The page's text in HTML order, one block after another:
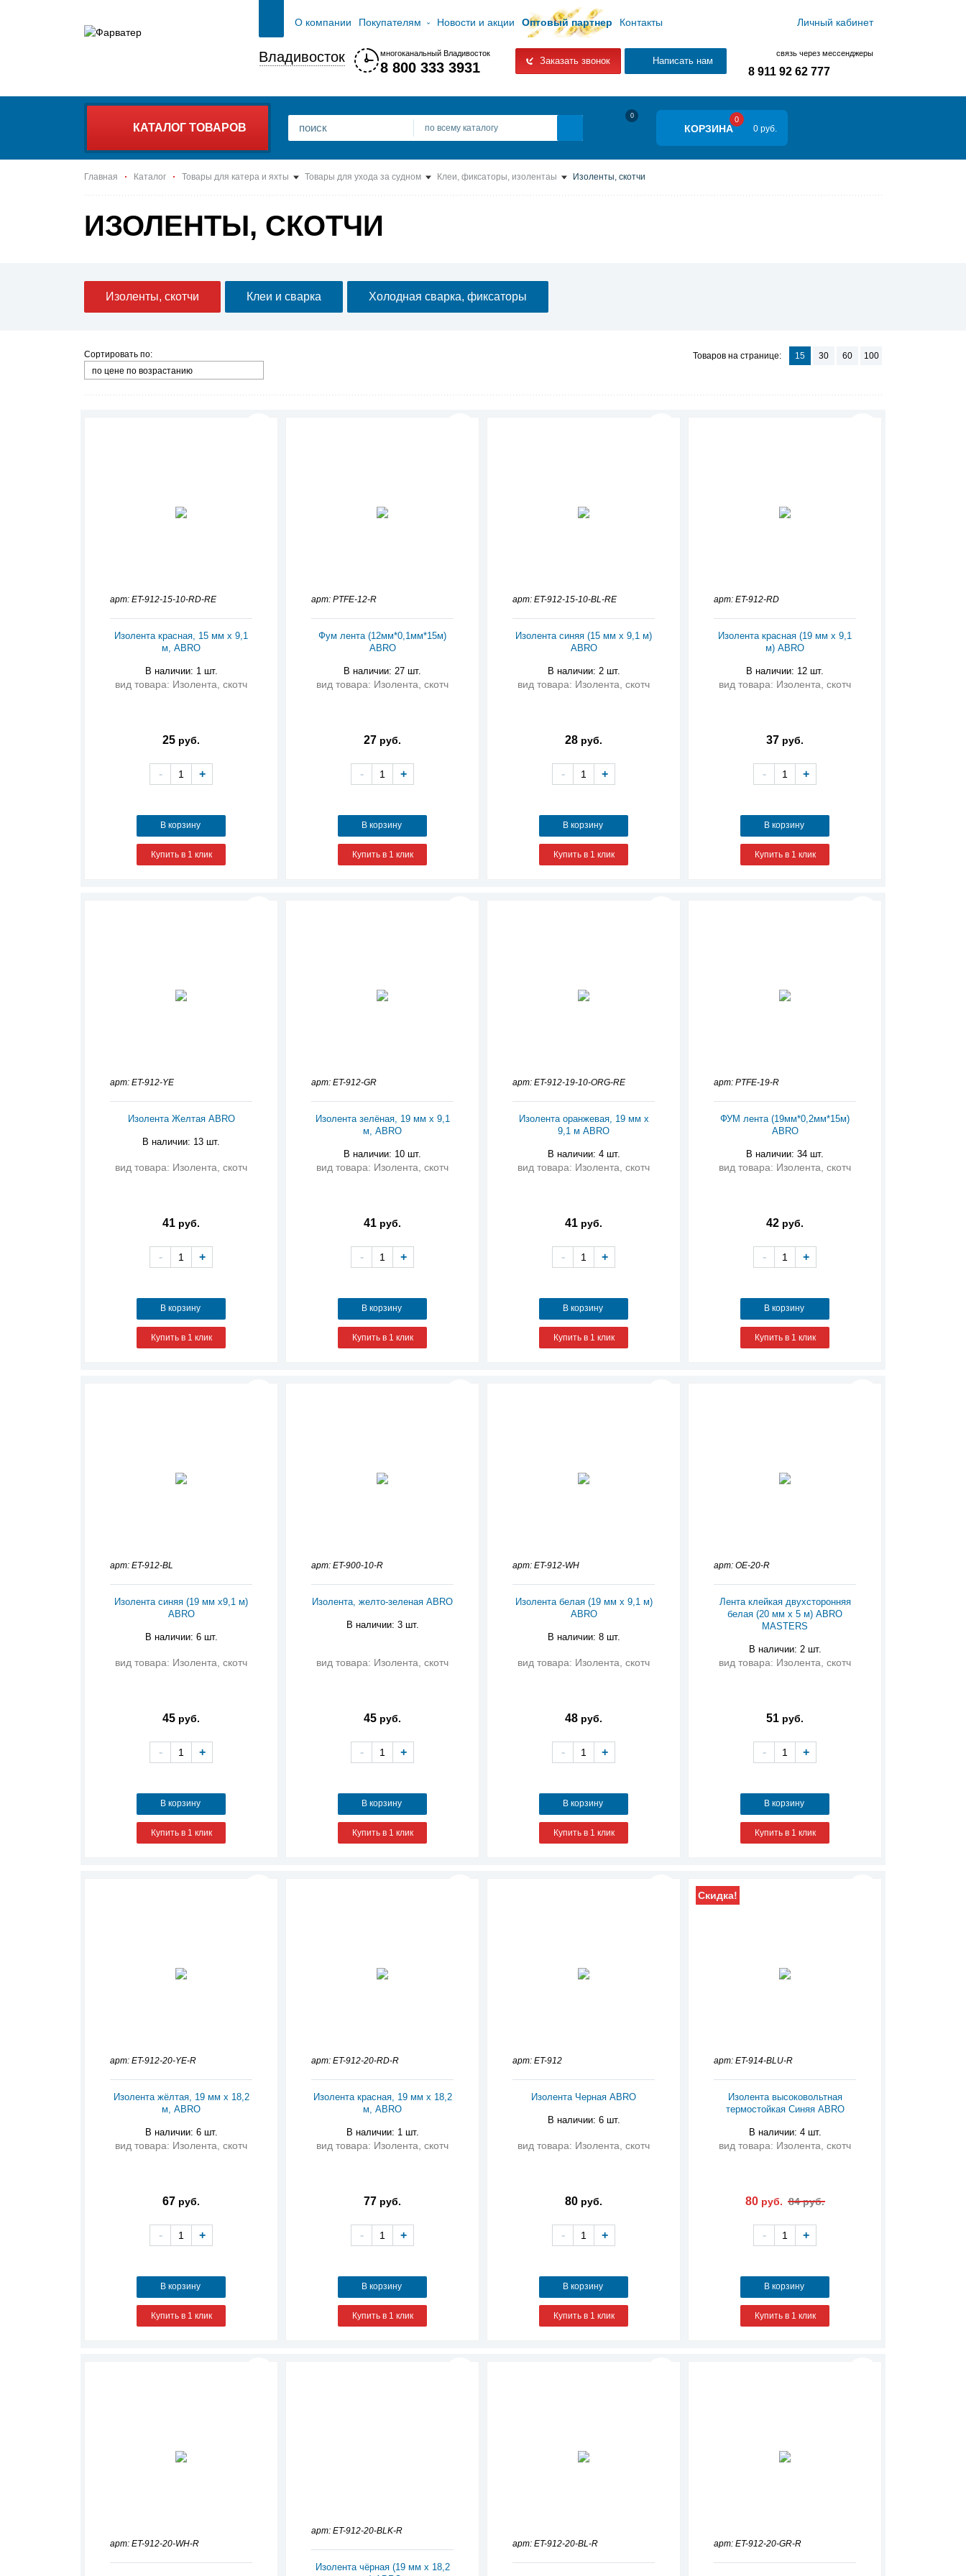
О компании Покупателям Новости и акции Оптовый партнер Контакты Личный кабинет
Владивосток многоканальный Владивосток
8 800 333 3931 Заказать звонок Написать нам
связь через мессенджеры
8 911 92 62 777
КАТАЛОГ ТОВАРОВ по всему каталогу
0
КОРЗИНА
0
0 руб.
Главная Каталог Товары для катера и яхты Товары для ухода за судном Клеи, фиксаторы, изолентаы Изоленты, скотчи
ИЗОЛЕНТЫ, СКОТЧИ
Изоленты, скотчи Клеи и сварка Холодная сварка, фиксаторы
Сортировать по:
по цене по возрастанию
Товаров на странице: 15 30 60 100
арт: ET-912-15-10-RD-RE
Изолента красная, 15 мм х 9,1
м, ABRO
В наличии: 1 шт.
вид товара: Изолента, скотч
25 руб.
- +
В корзину
Купить в 1 клик
арт: PTFE-12-R
Фум лента (12мм*0,1мм*15м)
ABRO
В наличии: 27 шт.
вид товара: Изолента, скотч
27 руб.
- +
В корзину
Купить в 1 клик
арт: ET-912-15-10-BL-RE
Изолента синяя (15 мм х 9,1 м)
ABRO
В наличии: 2 шт.
вид товара: Изолента, скотч
28 руб.
- +
В корзину
Купить в 1 клик
арт: ET-912-RD
Изолента красная (19 мм х 9,1
м) ABRO
В наличии: 12 шт.
вид товара: Изолента, скотч
37 руб.
- +
В корзину
Купить в 1 клик
арт: ET-912-YE
Изолента Желтая ABRO
В наличии: 13 шт.
вид товара: Изолента, скотч
41 руб.
- +
В корзину
Купить в 1 клик
арт: ET-912-GR
Изолента зелёная, 19 мм х 9,1
м, ABRO
В наличии: 10 шт.
вид товара: Изолента, скотч
41 руб.
- +
В корзину
Купить в 1 клик
арт: ET-912-19-10-ORG-RE
Изолента оранжевая, 19 мм х
9,1 м ABRO
В наличии: 4 шт.
вид товара: Изолента, скотч
41 руб.
- +
В корзину
Купить в 1 клик
арт: PTFE-19-R
ФУМ лента (19мм*0,2мм*15м)
ABRO
В наличии: 34 шт.
вид товара: Изолента, скотч
42 руб.
- +
В корзину
Купить в 1 клик
арт: ET-912-BL
Изолента синяя (19 мм х9,1 м)
ABRO
В наличии: 6 шт.
вид товара: Изолента, скотч
45 руб.
- +
В корзину
Купить в 1 клик
арт: ET-900-10-R
Изолента, желто-зеленая ABRO
В наличии: 3 шт.
вид товара: Изолента, скотч
45 руб.
- +
В корзину
Купить в 1 клик
арт: ET-912-WH
Изолента белая (19 мм х 9,1 м)
ABRO
В наличии: 8 шт.
вид товара: Изолента, скотч
48 руб.
- +
В корзину
Купить в 1 клик
арт: OE-20-R
Лента клейкая двухсторонняя
белая (20 мм х 5 м) ABRO
MASTERS
В наличии: 2 шт.
вид товара: Изолента, скотч
51 руб.
- +
В корзину
Купить в 1 клик
арт: ET-912-20-YE-R
Изолента жёлтая, 19 мм х 18,2
м, ABRO
В наличии: 6 шт.
вид товара: Изолента, скотч
67 руб.
- +
В корзину
Купить в 1 клик
арт: ET-912-20-RD-R
Изолента красная, 19 мм х 18,2
м, ABRO
В наличии: 1 шт.
вид товара: Изолента, скотч
77 руб.
- +
В корзину
Купить в 1 клик
арт: ET-912
Изолента Черная ABRO
В наличии: 6 шт.
вид товара: Изолента, скотч
80 руб.
- +
В корзину
Купить в 1 клик
Скидка!
арт: ET-914-BLU-R
Изолента высоковольтная
термостойкая Синяя ABRO
В наличии: 4 шт.
вид товара: Изолента, скотч
80 руб. 84 руб.
- +
В корзину
Купить в 1 клик
арт: ET-912-20-WH-R
арт: ET-912-20-BLK-R
Изолента чёрная (19 мм х 18,2
арт: ET-912-20-BL-R арт: ET-912-20-GR-R